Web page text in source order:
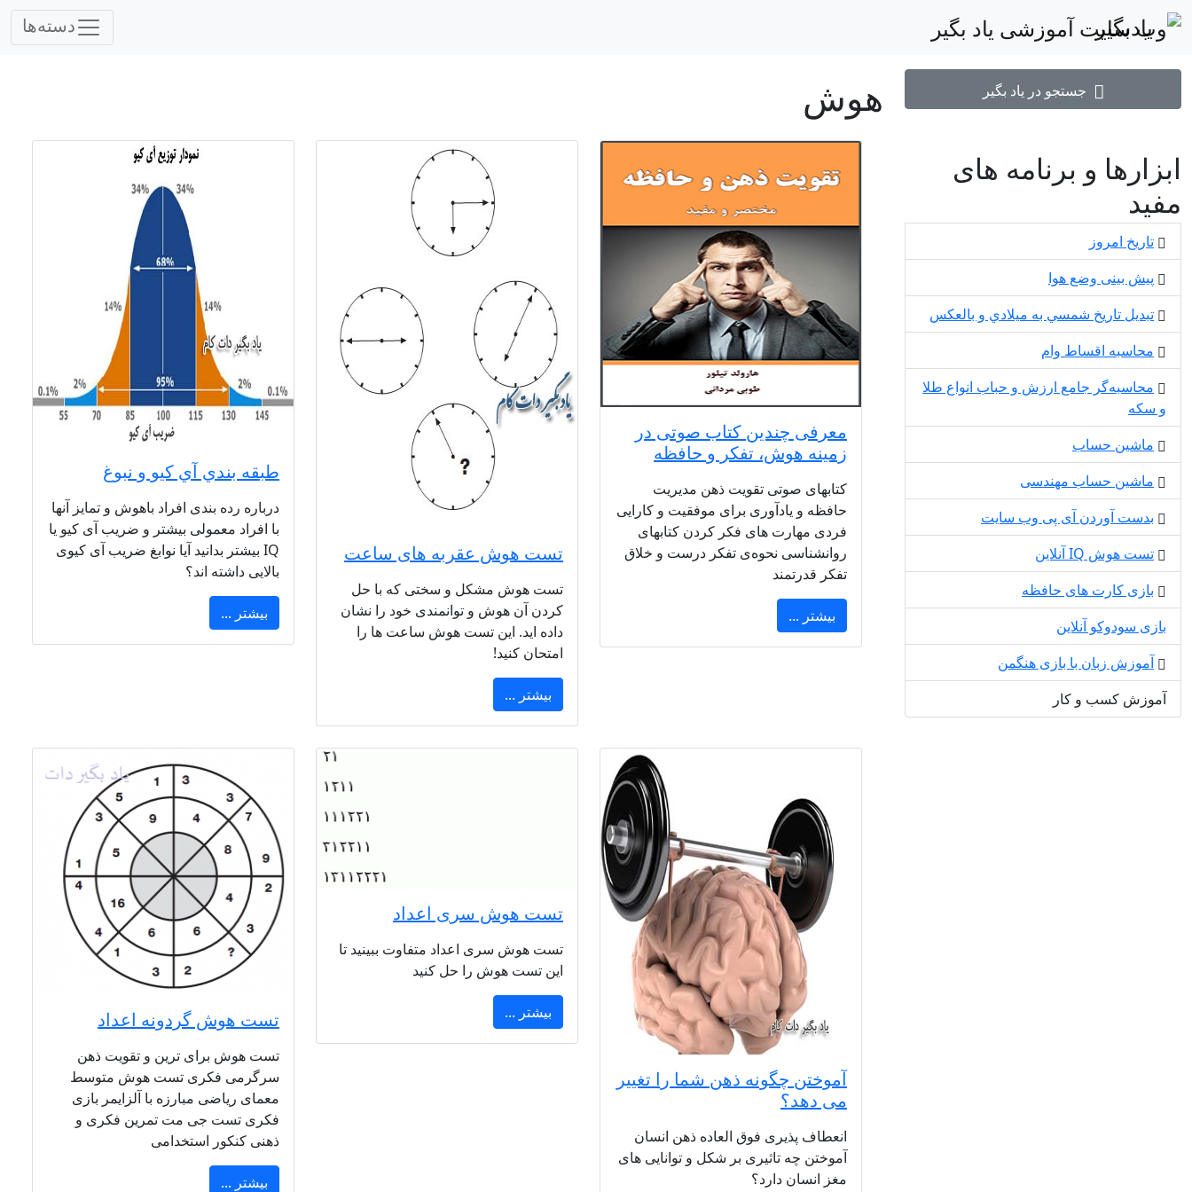
یادبگیر دسته‌ها
جستجو در یاد بگیر
ابزارها و برنامه های
مفید
تاریخ امروز
پیش بینی وضع هوا
تبديل تاريخ شمسي به ميلادي و بالعكس
محاسبه اقساط وام
محاسبه‌گر جامع ارزش و حباب انواع طلا
و سکه
ماشین حساب
ماشین حساب مهندسی
بدست آوردن آی پی وب سایت
تست هوش IQ آنلاین
بازی کارت های حافظه
بازی سودوکو آنلاین
آموزش زبان با بازی هنگمن
آموزش کسب و کار
هوش
معرفی چندین کتاب صوتی در
زمینه هوش، تفکر و حافظه
کتابهای صوتی تقویت ذهن مدیریت
حافظه و یادآوری برای موفقیت و کارایی
فردی مهارت های فکر کردن کتابهای
روانشناسی نحوه‌ی تفکر درست و خلاق
تفکر قدرتمند
بیشتر ...
تست هوش عقربه های ساعت
تست هوش مشکل و سختی که با حل
کردن آن هوش و توانمندی خود را نشان
داده اید. این تست هوش ساعت ها را
امتحان کنید!
بیشتر ...
طبقه بندي آي كيو و نبوغ
درباره رده بندی افراد باهوش و تمایز آنها
با افراد معمولی بیشتر و ضریب آی کیو یا
IQ بیشتر بدانید آیا نوابغ ضریب آی کیوی
بالایی داشته اند؟
بیشتر ...
آموختن چگونه ذهن شما را تغییر
می دهد؟
انعطاف پذیری فوق العاده ذهن انسان
آموختن چه تاثیری بر شکل و توانایی های
مغز انسان دارد؟
تست هوش سری اعداد
تست هوش سری اعداد متفاوت ببینید تا
این تست هوش را حل کنید
بیشتر ... تست هوش گردونه اعداد
تست هوش برای ترین و تقویت ذهن
سرگرمی فکری تست هوش متوسط
معمای ریاضی مبارزه با آلزایمر بازی
فکری تست جی مت تمرین فکری و
ذهنی کنکور استخدامی
بیشتر ...